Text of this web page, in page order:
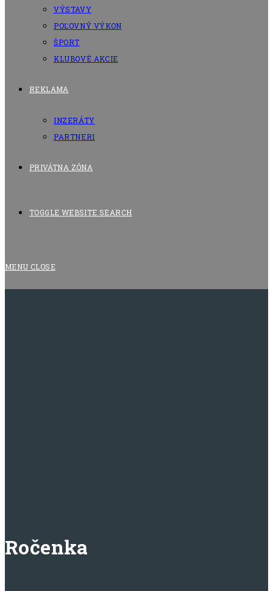
VÝSTAVY
POĽOVNÝ VÝKON
ŠPORT
KLUBOVÉ AKCIE
REKLAMA
INZERÁTY
PARTNERI
PRIVÁTNA ZÓNA
TOGGLE WEBSITE SEARCH
MENU CLOSE
Ročenka